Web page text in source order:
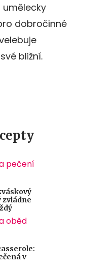
umělecky
dobročinné
bližní.
pečení
zvládne
oběd
v